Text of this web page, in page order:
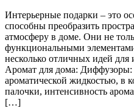
Интерьерные подарки – это
способны преобразить
атмосферу в доме. Они не
функциональными
несколько отличных идей для
Аромат для дома: Диффузоры:
ароматической жидкостью, в
палочки, интенсивность
[…]